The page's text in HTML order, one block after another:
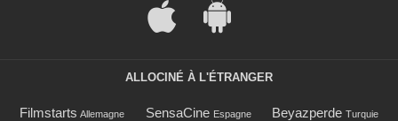
ALLOCINÉ À L'ÉTRANGER
Filmstarts Allemagne SensaCine Espagne Beyazperde Turquie